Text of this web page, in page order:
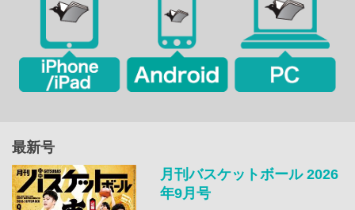
最新号
月刊バスケットボール 2026
年9月号